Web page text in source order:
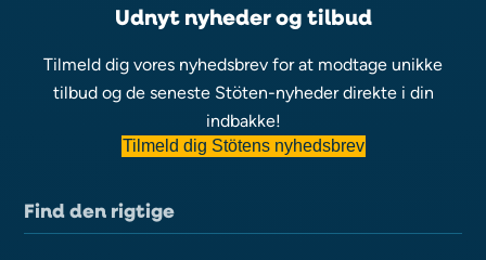
Udnyt nyheder og tilbud
Tilmeld dig vores nyhedsbrev for at modtage unikke
tilbud og de seneste Stöten-nyheder direkte i din
indbakke!
Tilmeld dig Stötens nyhedsbrev
Find den rigtige